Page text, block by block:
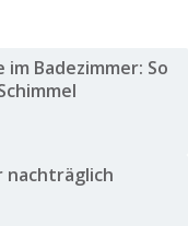
Badezimmer: So
nachträglich